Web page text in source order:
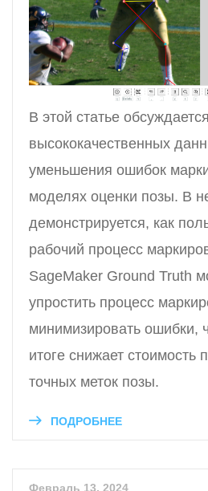
В этой статье
высококачественных
уменьшения ошибок
моделях оценки позы. В
демонстрируется, как
рабочий процесс
SageMaker Ground Truth
упростить процесс
минимизировать ошибки,
итоге снижает стоимость
точных меток позы.
ПОДРОБНЕЕ
Февраль 13, 2024